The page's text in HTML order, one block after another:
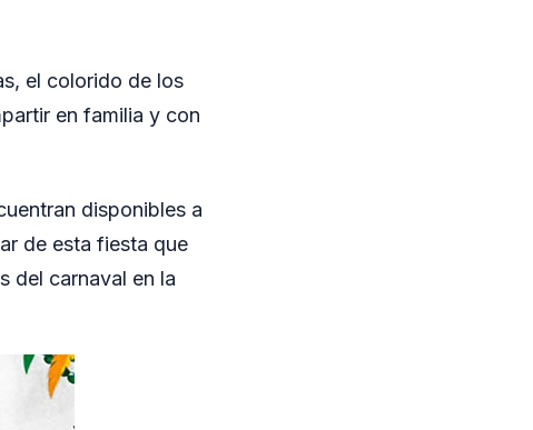
el colorido de los
en familia y con
disponibles a
de esta fiesta que
del carnaval en la